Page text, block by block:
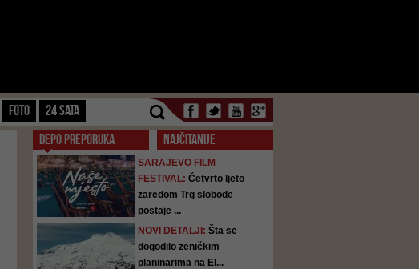
FOTO 24 SATA
DEPO PREPORUKA NAJČITANIJE
SARAJEVO FILM
FESTIVAL: Četvrto ljeto
zaredom Trg slobode
postaje ...
NOVI DETALJI: Šta se
dogodilo zeničkim
planinarima na El...